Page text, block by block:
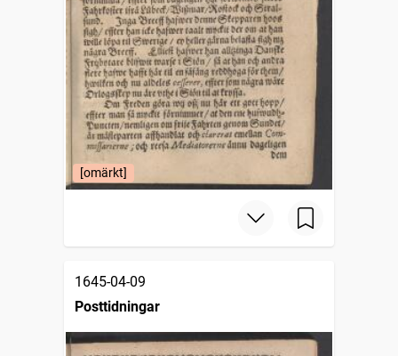
[omärkt]
1645-04-09
Posttidningar